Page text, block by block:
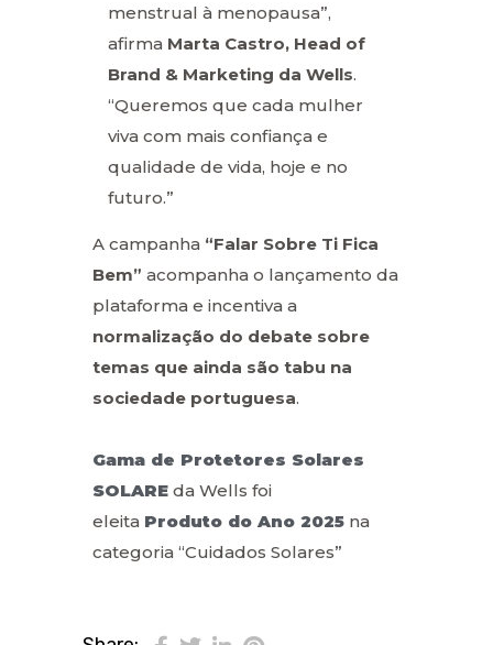
menstrual à menopausa”,
afirma Marta Castro, Head of
Brand & Marketing da Wells.
“Queremos que cada mulher
viva com mais confiança e
qualidade de vida, hoje e no
futuro.”
A campanha “Falar Sobre Ti Fica
Bem” acompanha o lançamento da
plataforma e incentiva a
normalização do debate sobre
temas que ainda são tabu na
sociedade portuguesa.
Gama de Protetores Solares
SOLARE da Wells foi
eleita Produto do Ano 2025 na
categoria “Cuidados Solares”